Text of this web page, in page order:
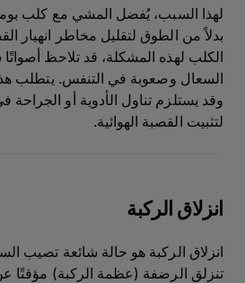
لهذا السبب، يُفضل المشي مع كلب
بدلاً من الطوق لتقليل مخاطر انهيار
الكلب لهذه المشكلة، قد تلاحظ أصواتًا
السعال وصعوبة في التنفس. يتطلب
وقد يستلزم تناول الأدوية أو الجراحة
لتثبيت القصبة الهوائية.
انزلاق الركبة
انزلاق الركبة هو حالة شائعة تصيب
تنزلق الرضفة (عظمة الركبة) مؤقتًا